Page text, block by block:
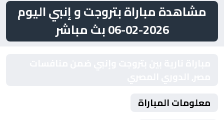
مشاهدة مباراة بتروجت و إنبي اليوم
2026-02-06 بث مباشر
معلومات المباراة